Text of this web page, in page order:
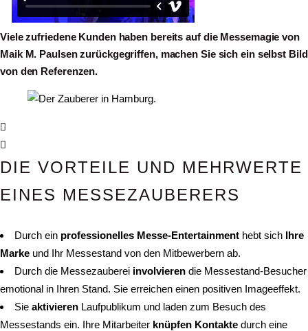
Viele zufriedene Kunden haben bereits auf die Messemagie von
Maik M. Paulsen zurückgegriffen, machen Sie sich ein selbst Bild
von den Referenzen.
DIE VORTEILE UND MEHRWERTE
EINES MESSEZAUBERERS
Durch ein professionelles Messe-Entertainment hebt sich Ihre
Marke und Ihr Messestand von den Mitbewerbern ab.
Durch die Messezauberei involvieren die Messestand-Besucher
emotional in Ihren Stand. Sie erreichen einen positiven Imageeffekt.
Sie aktivieren Laufpublikum und laden zum Besuch des
Messestands ein. Ihre Mitarbeiter knüpfen Kontakte durch eine